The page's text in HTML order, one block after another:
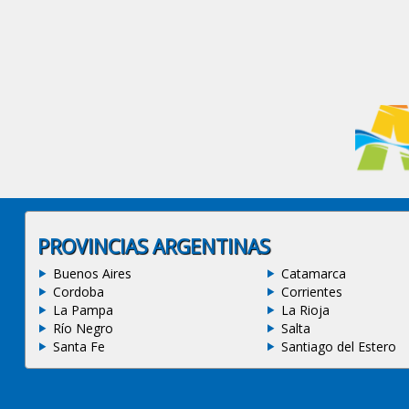
PROVINCIAS ARGENTINAS
Buenos Aires
Catamarca
Cordoba
Corrientes
La Pampa
La Rioja
Río Negro
Salta
Santa Fe
Santiago del Estero